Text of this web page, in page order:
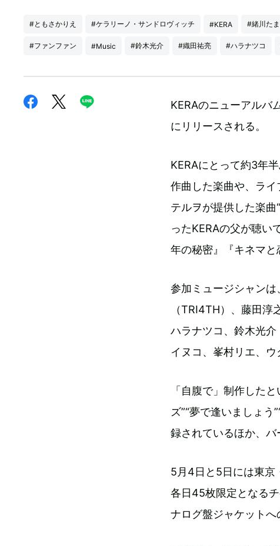
#ともさかりえ #ケラリーノ・サンドロヴィッチ #KERA #緒川た
#ファンファン #Music #鈴木光介 #織田祐亮 #ハラナツコ
KERAのニューアルバ
にリリースされる。
KERAにとって約3年
作曲した楽曲や、ラ
テルヲが提供した楽曲
ったKERAの父が聴い
年の秘密』『キネマと
参加ミュージシャン
（TRI4TH）、藤田淳
ハラナツコ、鈴木光
イヌコ、峯村リエ、ウ
「自腹で」制作した
ズ”“夢で逢いましょう
録されているほか、バ
5月4日と5日には東京
各日45枚限定となる
ナログ盤ジャケットへ